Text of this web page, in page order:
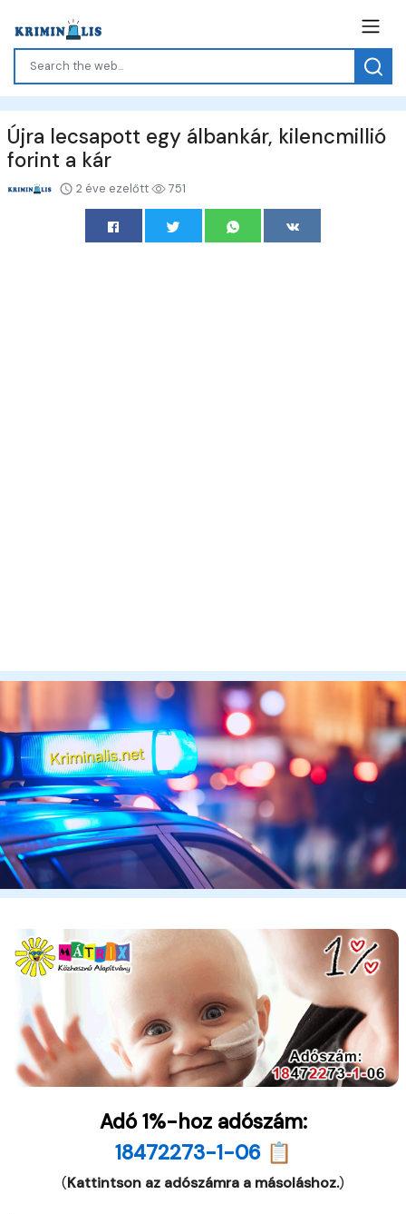
Újra lecsapott egy álbankár, kilencmillió
forint a kár
2 éve ezelőtt 751
Adó 1%-hoz adószám:
18472273-1-06 📋
(Kattintson az adószámra a másoláshoz.)